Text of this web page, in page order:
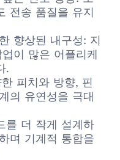
전송 품질을 유지
향상된 내구성: 지
이 많은 어플리케
.
피치와 방향, 핀
의 유연성을 극대
를 더 작게 설계하
며 기계적 통합을